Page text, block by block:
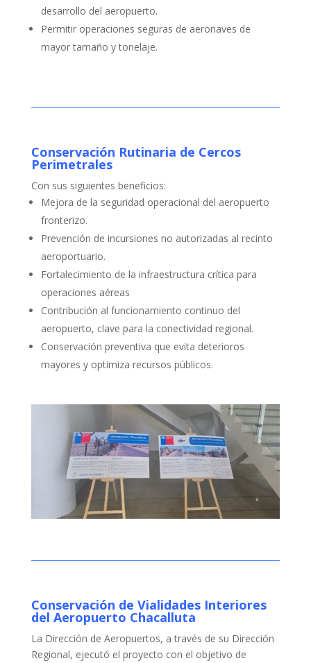
desarrollo del aeropuerto.
Permitir operaciones seguras de aeronaves de
mayor tamaño y tonelaje.
Conservación Rutinaria de Cercos
Perimetrales
Con sus siguientes beneficios:
Mejora de la seguridad operacional del aeropuerto
fronterizo.
Prevención de incursiones no autorizadas al recinto
aeroportuario.
Fortalecimiento de la infraestructura crítica para
operaciones aéreas
Contribución al funcionamiento continuo del
aeropuerto, clave para la conectividad regional.
Conservación preventiva que evita deterioros
mayores y optimiza recursos públicos.
Conservación de Vialidades Interiores
del Aeropuerto Chacalluta
La Dirección de Aeropuertos, a través de su Dirección
Regional, ejecutó el proyecto con el objetivo de